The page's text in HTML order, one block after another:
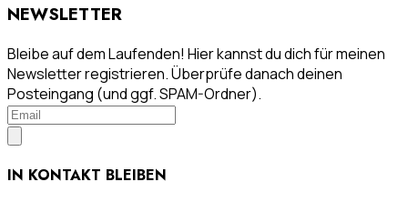
NEWSLETTER
Bleibe auf dem Laufenden! Hier kannst du dich für meinen
Newsletter registrieren. Überprüfe danach deinen
Posteingang (und ggf. SPAM-Ordner).
IN KONTAKT BLEIBEN